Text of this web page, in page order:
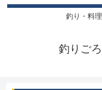
釣り・料
釣りご